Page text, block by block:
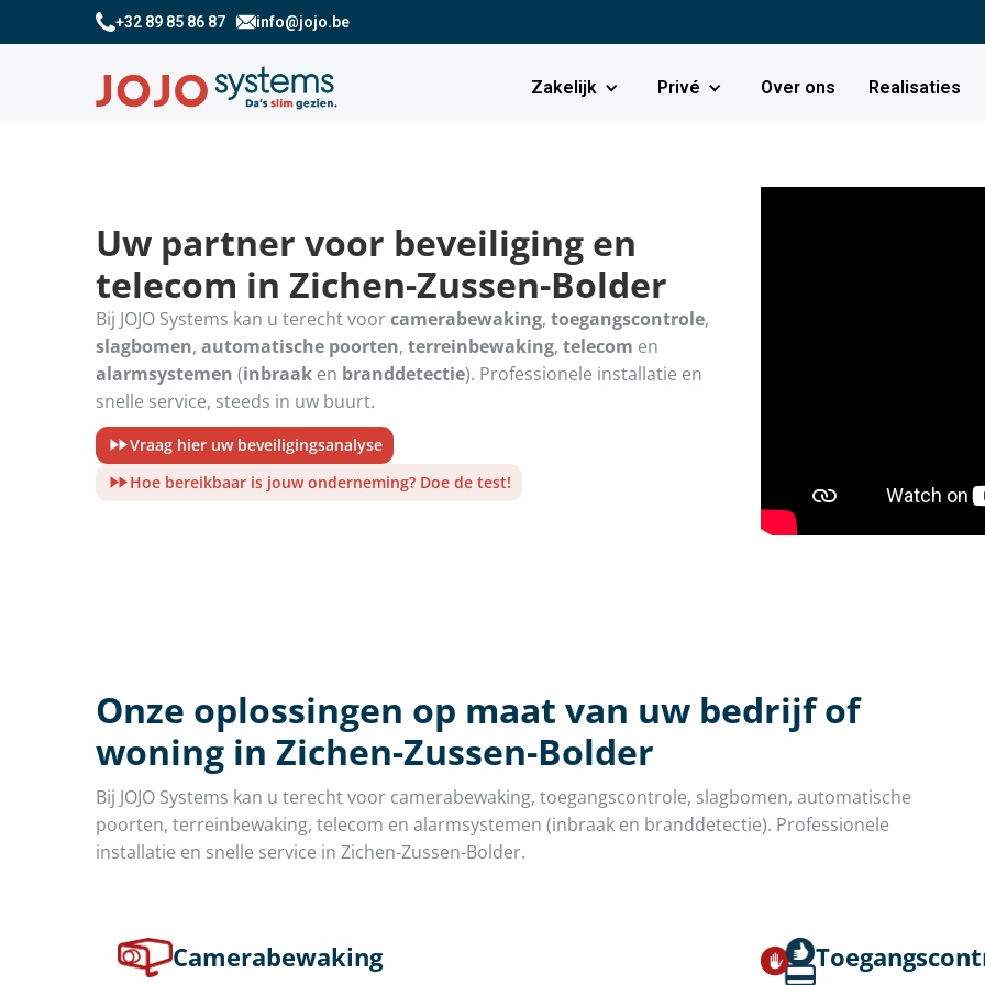
+32 89 85 86 87 info@jojo.be
Zakelijk Privé Over ons Realisaties
Uw partner voor beveiliging en
telecom in Zichen-Zussen-Bolder
Bij JOJO Systems kan u terecht voorcamerabewaking, toegangscontrole,
slagbomen, automatische poorten, terreinbewaking, telecom en
alarmsystemen (inbraak en branddetectie). Professionele installatie en
snelle service, steeds in uw buurt.
Vraag hier uw beveiligingsanalyse
Hoe bereikbaar is jouw onderneming? Doe de test!
Onze oplossingen op maat van uw bedrijf of
woning in Zichen-Zussen-Bolder
Bij JOJO Systems kan u terecht voor camerabewaking, toegangscontrole, slagbomen, automatische
poorten, terreinbewaking, telecom en alarmsystemen (inbraak en branddetectie). Professionele
installatie en snelle service in Zichen-Zussen-Bolder.
Camerabewaking